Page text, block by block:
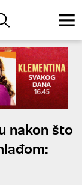
nakon što